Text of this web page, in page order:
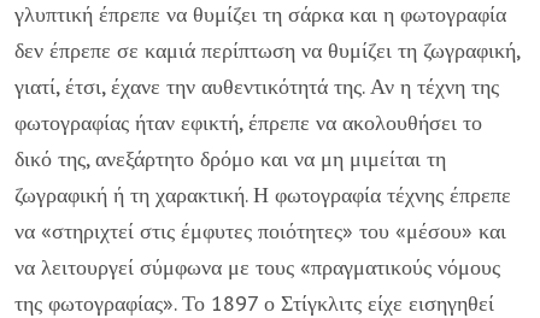
γλυπτική έπρεπε να θυμίζει τη σάρκα και η φωτογραφία
δεν έπρεπε σε καμιά περίπτωση να θυμίζει τη ζωγραφική,
γιατί, έτσι, έχανε την αυθεντικότητά της. Αν η τέχνη της
φωτογραφίας ήταν εφικτή, έπρεπε να ακολουθήσει το
δικό της, ανεξάρτητο δρόμο και να μη μιμείται τη
ζωγραφική ή τη χαρακτική. Η φωτογραφία τέχνης έπρεπε
να «στηριχτεί στις έμφυτες ποιότητες» του «μέσου» και
να λειτουργεί σύμφωνα με τους «πραγματικούς νόμους
της φωτογραφίας». Το 1897 ο Στίγκλιτς είχε εισηγηθεί